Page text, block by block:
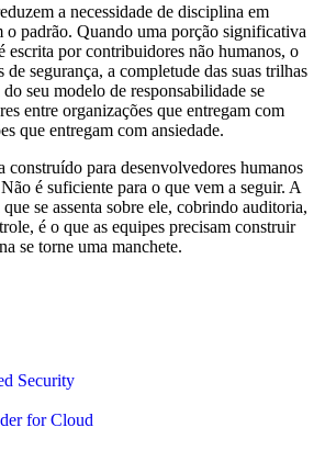
a necessidade de disciplina em
o padrão. Quando uma porção significativa
escrita por contribuidores não humanos, o
de segurança, a completude das suas trilhas
seu modelo de responsabilidade se
entre organizações que entregam com
que entregam com ansiedade.
construído para desenvolvedores humanos
é suficiente para o que vem a seguir. A
se assenta sobre ele, cobrindo auditoria,
é o que as equipes precisam construir
se torne uma manchete.
Security
for Cloud